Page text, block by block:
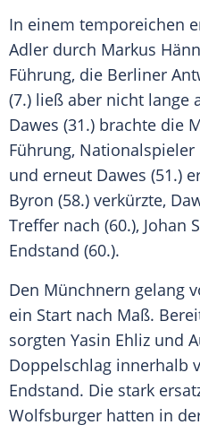
In einem temporeichen
Adler durch Markus
Führung, die Berliner
(7.) ließ aber nicht lange
Dawes (31.) brachte die
Führung, Nationalspieler
und erneut Dawes (51.)
Byron (58.) verkürzte,
Treffer nach (60.), Johan
Endstand (60.).
Den Münchnern gelang
ein Start nach Maß.
sorgten Yasin Ehliz und
Doppelschlag innerhalb
Endstand. Die stark
Wolfsburger hatten in